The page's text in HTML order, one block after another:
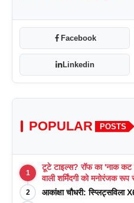
Facebook
Linkedin
POPULAR POSTS
1
टूटे टाइल्स? रॉफ का 'नाक कट
वाली शर्मिंदगी को मनोरंजक
2 आकांक्षा चौधरी: स्प्लिट्सविला